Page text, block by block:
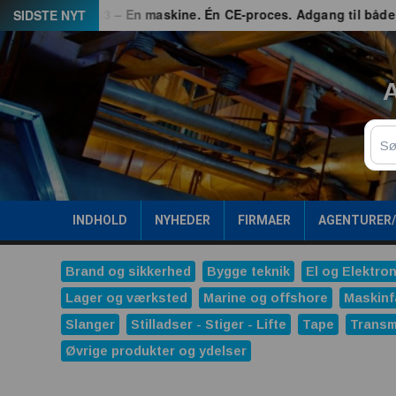
Spring
til
indhold
SIDSTE NYTG3 – En maskine. Én CE-proces. Adgang til både EU
Søg
INDHOLD NYHEDER FIRMAER
Brand og sikkerhed Bygge teknik El og
Lager og værksted
Marine og offshore
Slanger
Stilladser - Stiger - Lifte Tape
Øvrige produkter og ydelser